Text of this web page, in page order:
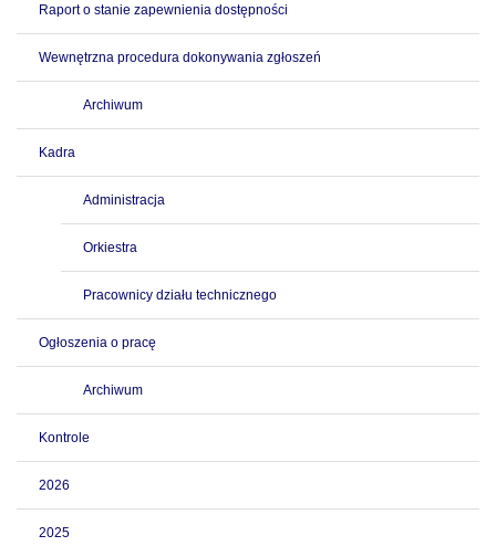
Raport o stanie zapewnienia dostępności
Wewnętrzna procedura dokonywania zgłoszeń
Archiwum
Kadra
Administracja
Orkiestra
Pracownicy działu technicznego
Ogłoszenia o pracę
Archiwum
Kontrole
2026
2025